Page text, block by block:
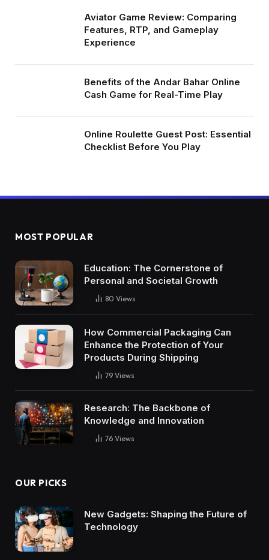
Aviator Game Review: Comparing
Features, RTP, and Gameplay
Experience
Benefits of the Andar Bahar Online
Cash Game for Real-Time Play
Online Roulette Guest Post: Essential
Checklist Before You Play
MOST POPULAR
Education: The Cornerstone of
Personal and Societal Growth
80 Views
How Commercial Packaging Can
Enhance the Protection of Your
Products During Shipping
79 Views
Research: The Backbone of
Knowledge and Innovation
76 Views
OUR PICKS
New Gadgets: Shaping the Future of
Technology